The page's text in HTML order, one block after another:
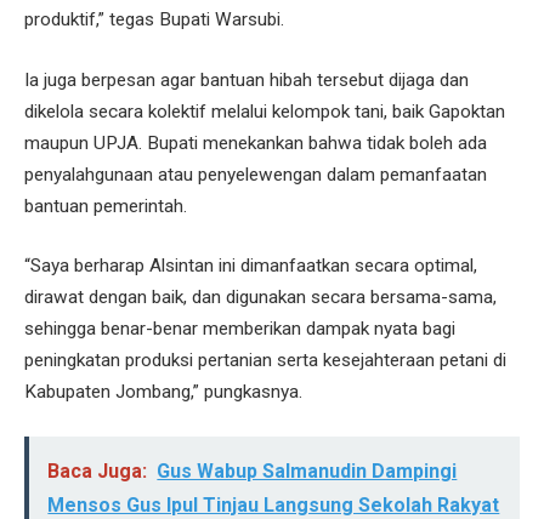
produktif,” tegas Bupati Warsubi.
Ia juga berpesan agar bantuan hibah tersebut dijaga dan
dikelola secara kolektif melalui kelompok tani, baik Gapoktan
maupun UPJA. Bupati menekankan bahwa tidak boleh ada
penyalahgunaan atau penyelewengan dalam pemanfaatan
bantuan pemerintah.
“Saya berharap Alsintan ini dimanfaatkan secara optimal,
dirawat dengan baik, dan digunakan secara bersama-sama,
sehingga benar-benar memberikan dampak nyata bagi
peningkatan produksi pertanian serta kesejahteraan petani di
Kabupaten Jombang,” pungkasnya.
Baca Juga: Gus Wabup Salmanudin Dampingi
Mensos Gus Ipul Tinjau Langsung Sekolah Rakyat